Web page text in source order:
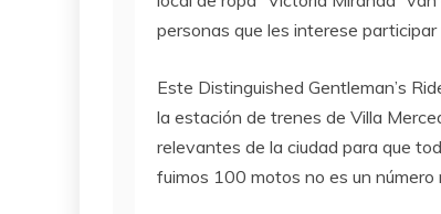
personas que les interese
Este Distinguished Gentleman’s
la estación de trenes de Villa
relevantes de la ciudad para que
fuimos 100 motos no es un número